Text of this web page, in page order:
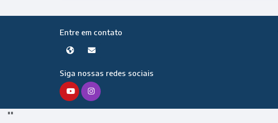
Entre em contato
Siga nossas redes sociais
""